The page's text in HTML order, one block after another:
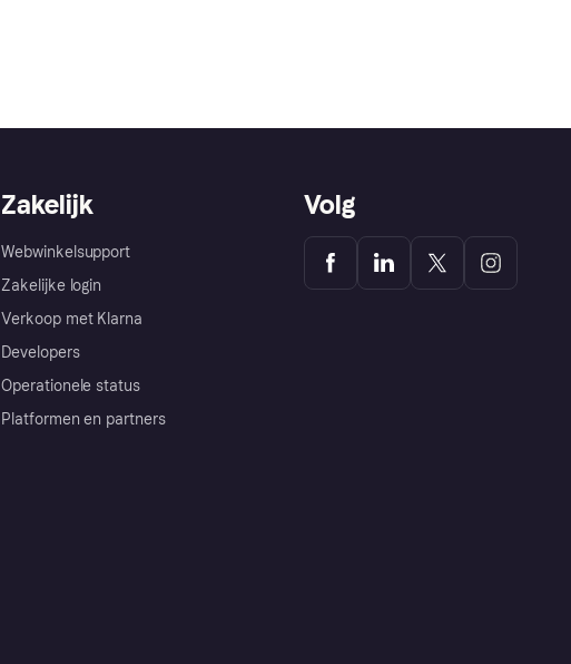
Zakelijk
Webwinkelsupport
Zakelijke login
Verkoop met Klarna
Developers
Operationele status
Platformen en partners
Volg